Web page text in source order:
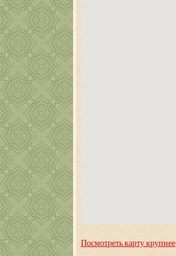
Посмотреть карту крупнее